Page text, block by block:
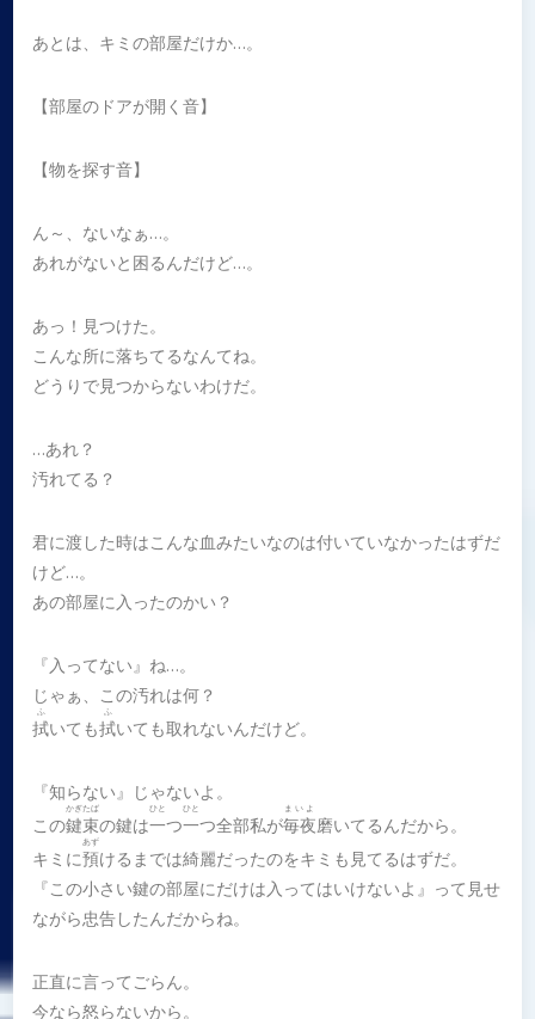
あとは、キミの部屋だけか…。
【部屋のドアが開く音】
【物を探す音】
ん～、ないなぁ…。
あれがないと困るんだけど…。
あっ！見つけた。
こんな所に落ちてるなんてね。
どうりで見つからないわけだ。
…あれ？
汚れてる？
君に渡した時はこんな血みたいなのは付いていなかったはずだ
けど…。
あの部屋に入ったのかい？
『入ってない』ね…。
じゃぁ、この汚れは何？
拭
ふ
いても拭
ふ
いても取れないんだけど。
『知らない』じゃないよ。
この鍵束
かぎたば
の鍵は一
ひと
つ一
ひと
つ全部私が毎夜
まいよ
磨いてるんだから。
キミに預
あず
けるまでは綺麗だったのをキミも見てるはずだ。
『この小さい鍵の部屋にだけは入ってはいけないよ』って見せ
ながら忠告したんだからね。
正直に言ってごらん。
今なら怒らないから。